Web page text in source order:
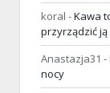
koral -Kawa
przyrządzić
Anastazja31 -
nocy